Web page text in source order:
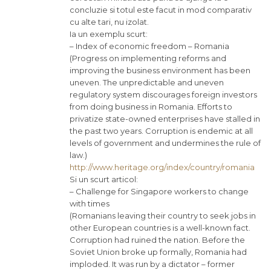
concluzie si totul este facut in mod comparativ
cu alte tari, nu izolat.
Ia un exemplu scurt:
– Index of economic freedom – Romania
(Progress on implementing reforms and
improving the business environment has been
uneven. The unpredictable and uneven
regulatory system discourages foreign investors
from doing business in Romania. Efforts to
privatize state-owned enterprises have stalled in
the past two years. Corruption is endemic at all
levels of government and undermines the rule of
law.)
http://www.heritage.org/index/country/romania
Si un scurt articol:
– Challenge for Singapore workers to change
with times
(Romanians leaving their country to seek jobs in
other European countries is a well-known fact.
Corruption had ruined the nation. Before the
Soviet Union broke up formally, Romania had
imploded. It was run by a dictator – former